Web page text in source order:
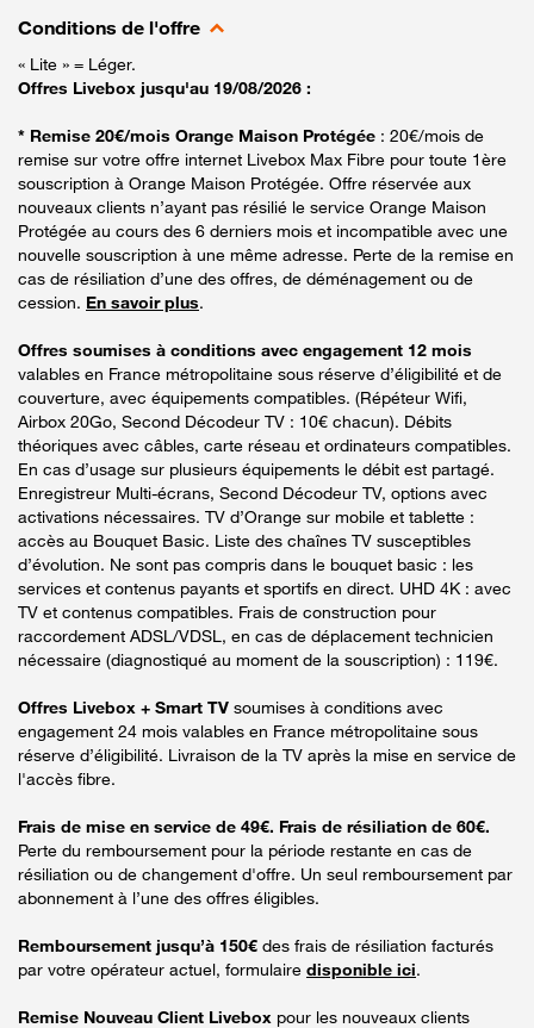
Conditions de l'offre
« Lite » = Léger.
Offres Livebox jusqu'au 19/08/2026 :
* Remise 20€/mois Orange Maison Protégée : 20€/mois de
remise sur votre offre internet Livebox Max Fibre pour toute 1ère
souscription à Orange Maison Protégée. Offre réservée aux
nouveaux clients n’ayant pas résilié le service Orange Maison
Protégée au cours des 6 derniers mois et incompatible avec une
nouvelle souscription à une même adresse. Perte de la remise en
cas de résiliation d’une des offres, de déménagement ou de
cession. En savoir plus.
Offres soumises à conditions avec engagement 12 mois
valables en France métropolitaine sous réserve d’éligibilité et de
couverture, avec équipements compatibles. (Répéteur Wifi,
Airbox 20Go, Second Décodeur TV : 10€ chacun). Débits
théoriques avec câbles, carte réseau et ordinateurs compatibles.
En cas d’usage sur plusieurs équipements le débit est partagé.
Enregistreur Multi-écrans, Second Décodeur TV, options avec
activations nécessaires. TV d’Orange sur mobile et tablette :
accès au Bouquet Basic. Liste des chaînes TV susceptibles
d’évolution. Ne sont pas compris dans le bouquet basic : les
services et contenus payants et sportifs en direct. UHD 4K : avec
TV et contenus compatibles. Frais de construction pour
raccordement ADSL/VDSL, en cas de déplacement technicien
nécessaire (diagnostiqué au moment de la souscription) : 119€.
Offres Livebox + Smart TV soumises à conditions avec
engagement 24 mois valables en France métropolitaine sous
réserve d’éligibilité. Livraison de la TV après la mise en service de
l'accès fibre.
Frais de mise en service de 49€. Frais de résiliation de 60€.
Perte du remboursement pour la période restante en cas de
résiliation ou de changement d'offre. Un seul remboursement par
abonnement à l’une des offres éligibles.
Remboursement jusqu’à 150€ des frais de résiliation facturés
par votre opérateur actuel, formulaire disponible ici.
Remise Nouveau Client Livebox pour les nouveaux clients